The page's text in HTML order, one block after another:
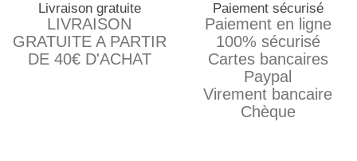
Livraison gratuite
LIVRAISON
GRATUITE A PARTIR
DE 40€ D'ACHAT
Paiement sécurisé
Paiement en ligne
100% sécurisé
Cartes bancaires
Paypal
Virement bancaire
Chèque